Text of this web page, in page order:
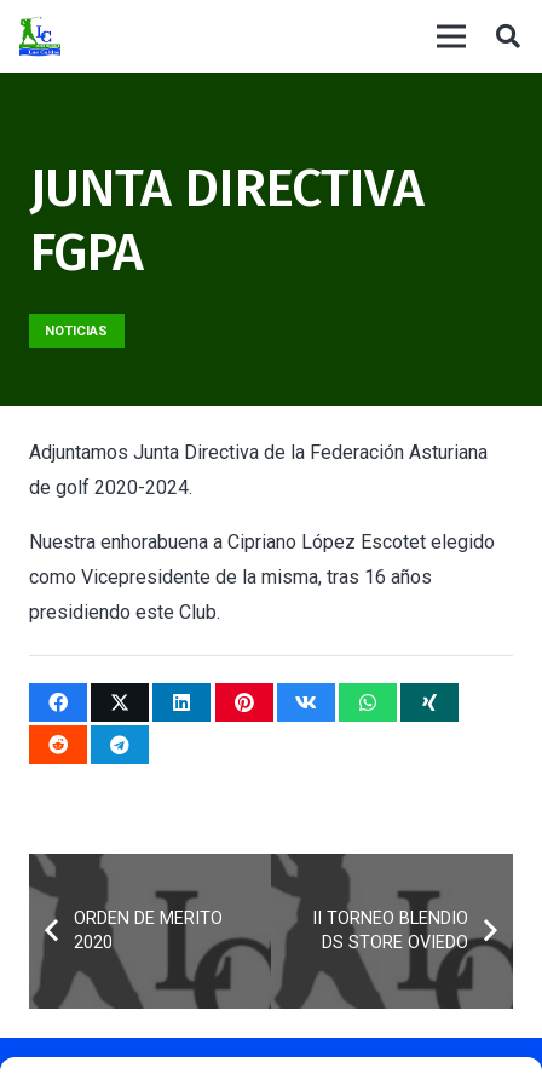
JUNTA DIRECTIVA
FGPA
NOTICIAS
Adjuntamos Junta Directiva de la Federación Asturiana
de golf 2020-2024.
Nuestra enhorabuena a Cipriano López Escotet elegido
como Vicepresidente de la misma, tras 16 años
presidiendo este Club.
ORDEN DE MERITO
2020
II TORNEO BLENDIO
DS STORE OVIEDO